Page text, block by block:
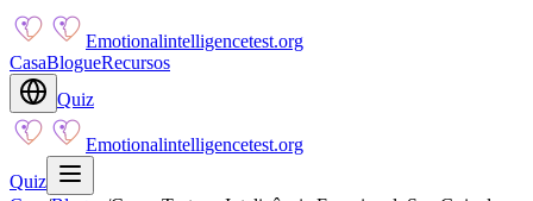
Emotionalintelligencetest.org
CasaBlogueRecursos
Quiz
Emotionalintelligencetest.org
Quiz